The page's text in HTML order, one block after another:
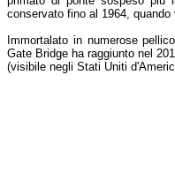
conservato fino al 1964,
Immortalato in numerose
Gate Bridge ha raggiunto nel
(visibile negli Stati Uniti